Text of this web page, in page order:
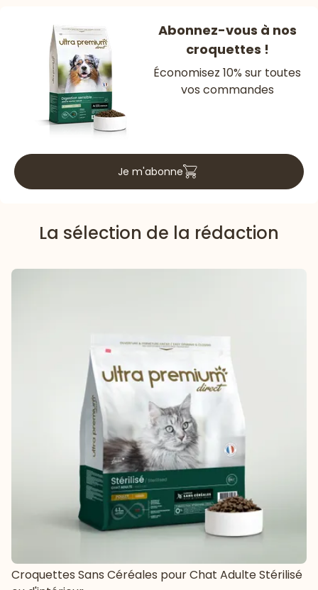
Abonnez-vous à nos
croquettes !
Économisez 10% sur toutes
vos commandes
Je m'abonne
La sélection de la rédaction
Croquettes Sans Céréales pour Chat Adulte Stérilisé